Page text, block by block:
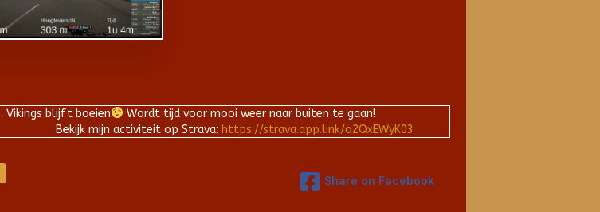
. Vikings blijft boeien
Wordt tijd voor mooi weer naar buiten te gaan!
Bekijk mijn activiteit op Strava: https://strava.app.link/o2QxEWyK03
Share on Facebook